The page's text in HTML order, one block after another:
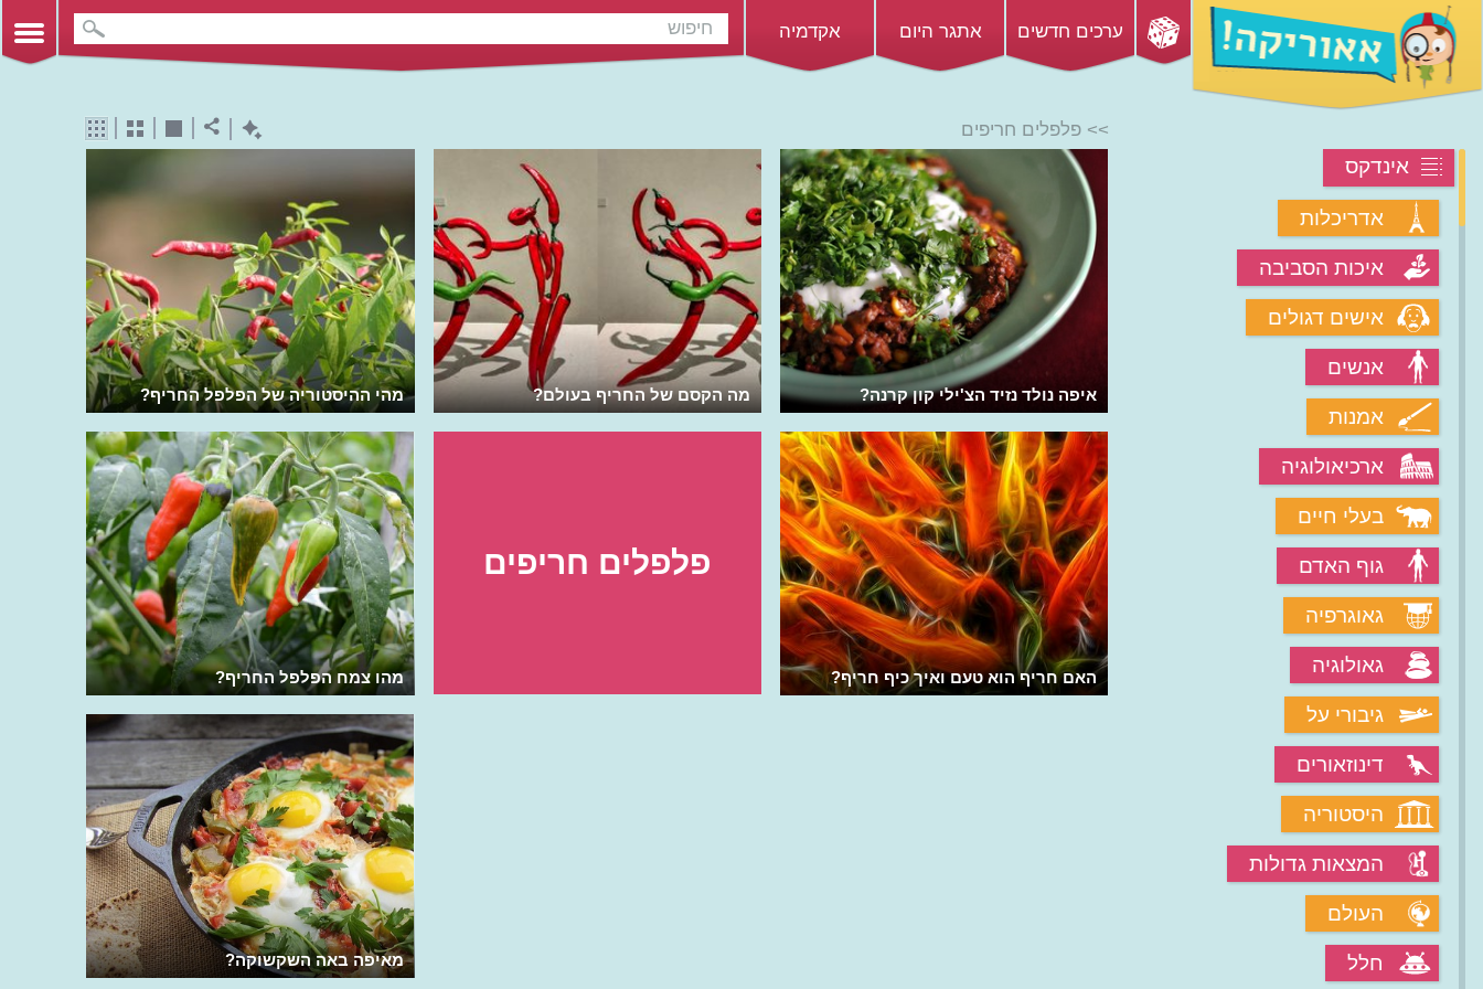
ערכים חדשים אתגר היום אקדמיה
אינדקס
אדריכלות
איכות הסביבה
אישים דגולים
אנשים
אמנות
ארכיאולוגיה
בעלי חיים
גוף האדם
גאוגרפיה
גאולוגיה
גיבורי על
דינוזאורים
היסטוריה
המצאות גדולות
העולם
חלל
>> פלפלים חריפים
מהי ההיסטוריה של הפלפל החריף? מה הקסם של החריף בעולם? איפה נולד נזיד הצ'ילי קון קרנה?
מהו צמח הפלפל החריף?
פלפלים חריפים
האם חריף הוא טעם ואיך כיף חריף?
מאיפה באה השקשוקה?